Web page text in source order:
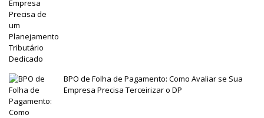
BPO de Folha de Pagamento: Como Avaliar se Sua
Empresa Precisa Terceirizar o DP